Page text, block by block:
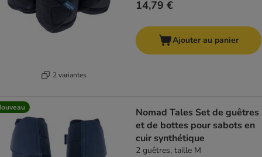
2 variantes
14,79 €
Ajouter au panier
Nomad Tales Set de guêtres
et de bottes pour sabots en
cuir synthétique
2 guêtres, taille M